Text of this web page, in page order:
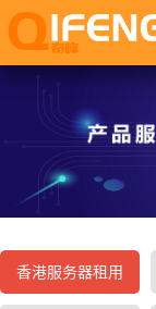
香港服务器租用